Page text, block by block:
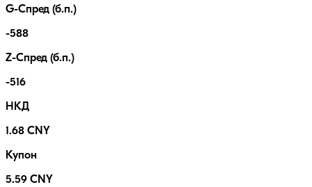
G-Спред (б.п.)
-588
Z-Спред (б.п.)
-516
НКД
1.68 CNY
Купон
5.59 CNY